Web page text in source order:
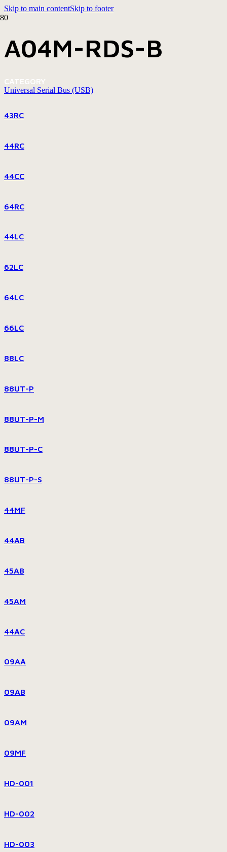
Skip to main contentSkip to footer
A04M-RDS-B
CATEGORY
Universal Serial Bus (USB)
43RC
44RC
44CC
64RC
44LC
62LC
64LC
66LC
88LC
88UT-P
88UT-P-M
88UT-P-C
88UT-P-S
44MF
44AB
45AB
45AM
44AC
09AA
09AB
09AM
09MF
HD-001
HD-002
HD-003